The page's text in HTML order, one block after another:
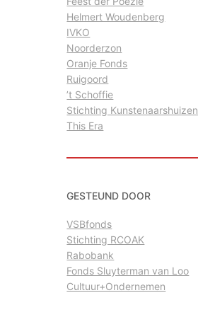
Helmert Woudenberg
IVKO
Noorderzon
Oranje Fonds
Ruigoord
’t Schoffie
Stichting Kunstenaarshuizen
This Era
GESTEUND DOOR
VSBfonds
Stichting RCOAK
Rabobank
Fonds Sluyterman van Loo
Cultuur+Ondernemen